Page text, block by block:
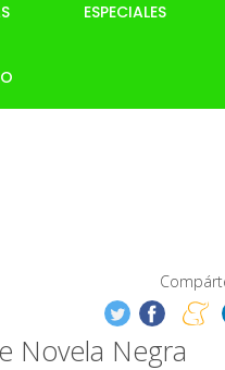
ESPECIALES
Novela Negra